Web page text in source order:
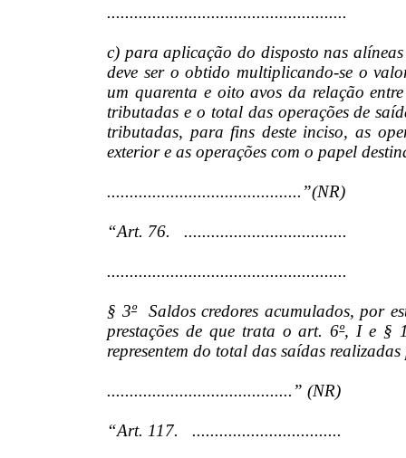
.....................................................
c) para aplicação do disposto nas
deve ser o obtido multiplicando-se o
um quarenta e oito avos da relação
tributadas e o total das operações de
tributadas, para fins deste inciso, as
exterior e as operações com o papel
...........................................”(NR)
“Art. 76. ....................................
.....................................................
§ 3ºSaldos credores acumulados, por
prestações de que trata o art. 6º, I e §
representem do total das saídas
.........................................” (NR)
“Art. 117. .................................